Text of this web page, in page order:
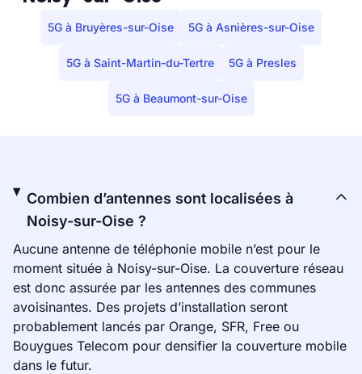
5G à Bruyères-sur-Oise 5G à Asnières-sur-Oise
5G à Saint-Martin-du-Tertre 5G à Presles
5G à Beaumont-sur-Oise
Combien d’antennes sont localisées à
Noisy-sur-Oise ?
Aucune antenne de téléphonie mobile n’est pour le
moment située à Noisy-sur-Oise. La couverture réseau
est donc assurée par les antennes des communes
avoisinantes. Des projets d’installation seront
probablement lancés par Orange, SFR, Free ou
Bouygues Telecom pour densifier la couverture mobile
dans le futur.